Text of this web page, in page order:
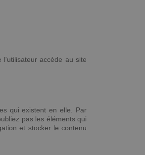
l'utilisateur accède au site
qui existent en elle. Par
pas les éléments qui
et stocker le contenu